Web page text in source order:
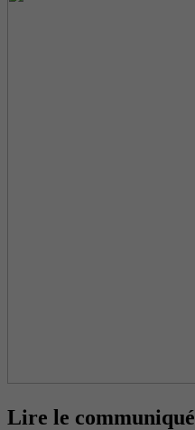
Lire le communiqué